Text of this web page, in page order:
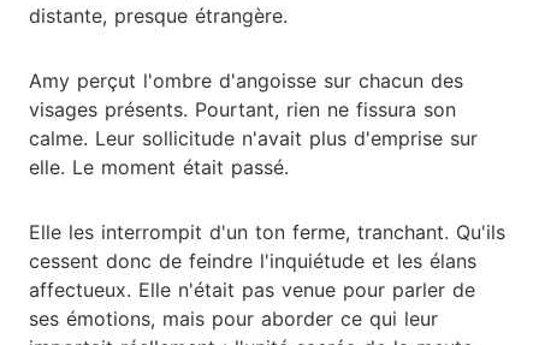
distante, presque étrangère.
Amy perçut l'ombre d'angoisse sur chacun des
visages présents. Pourtant, rien ne fissura son
calme. Leur sollicitude n'avait plus d'emprise sur
elle. Le moment était passé.
Elle les interrompit d'un ton ferme, tranchant. Qu'ils
cessent donc de feindre l'inquiétude et les élans
affectueux. Elle n'était pas venue pour parler de
ses émotions, mais pour aborder ce qui leur